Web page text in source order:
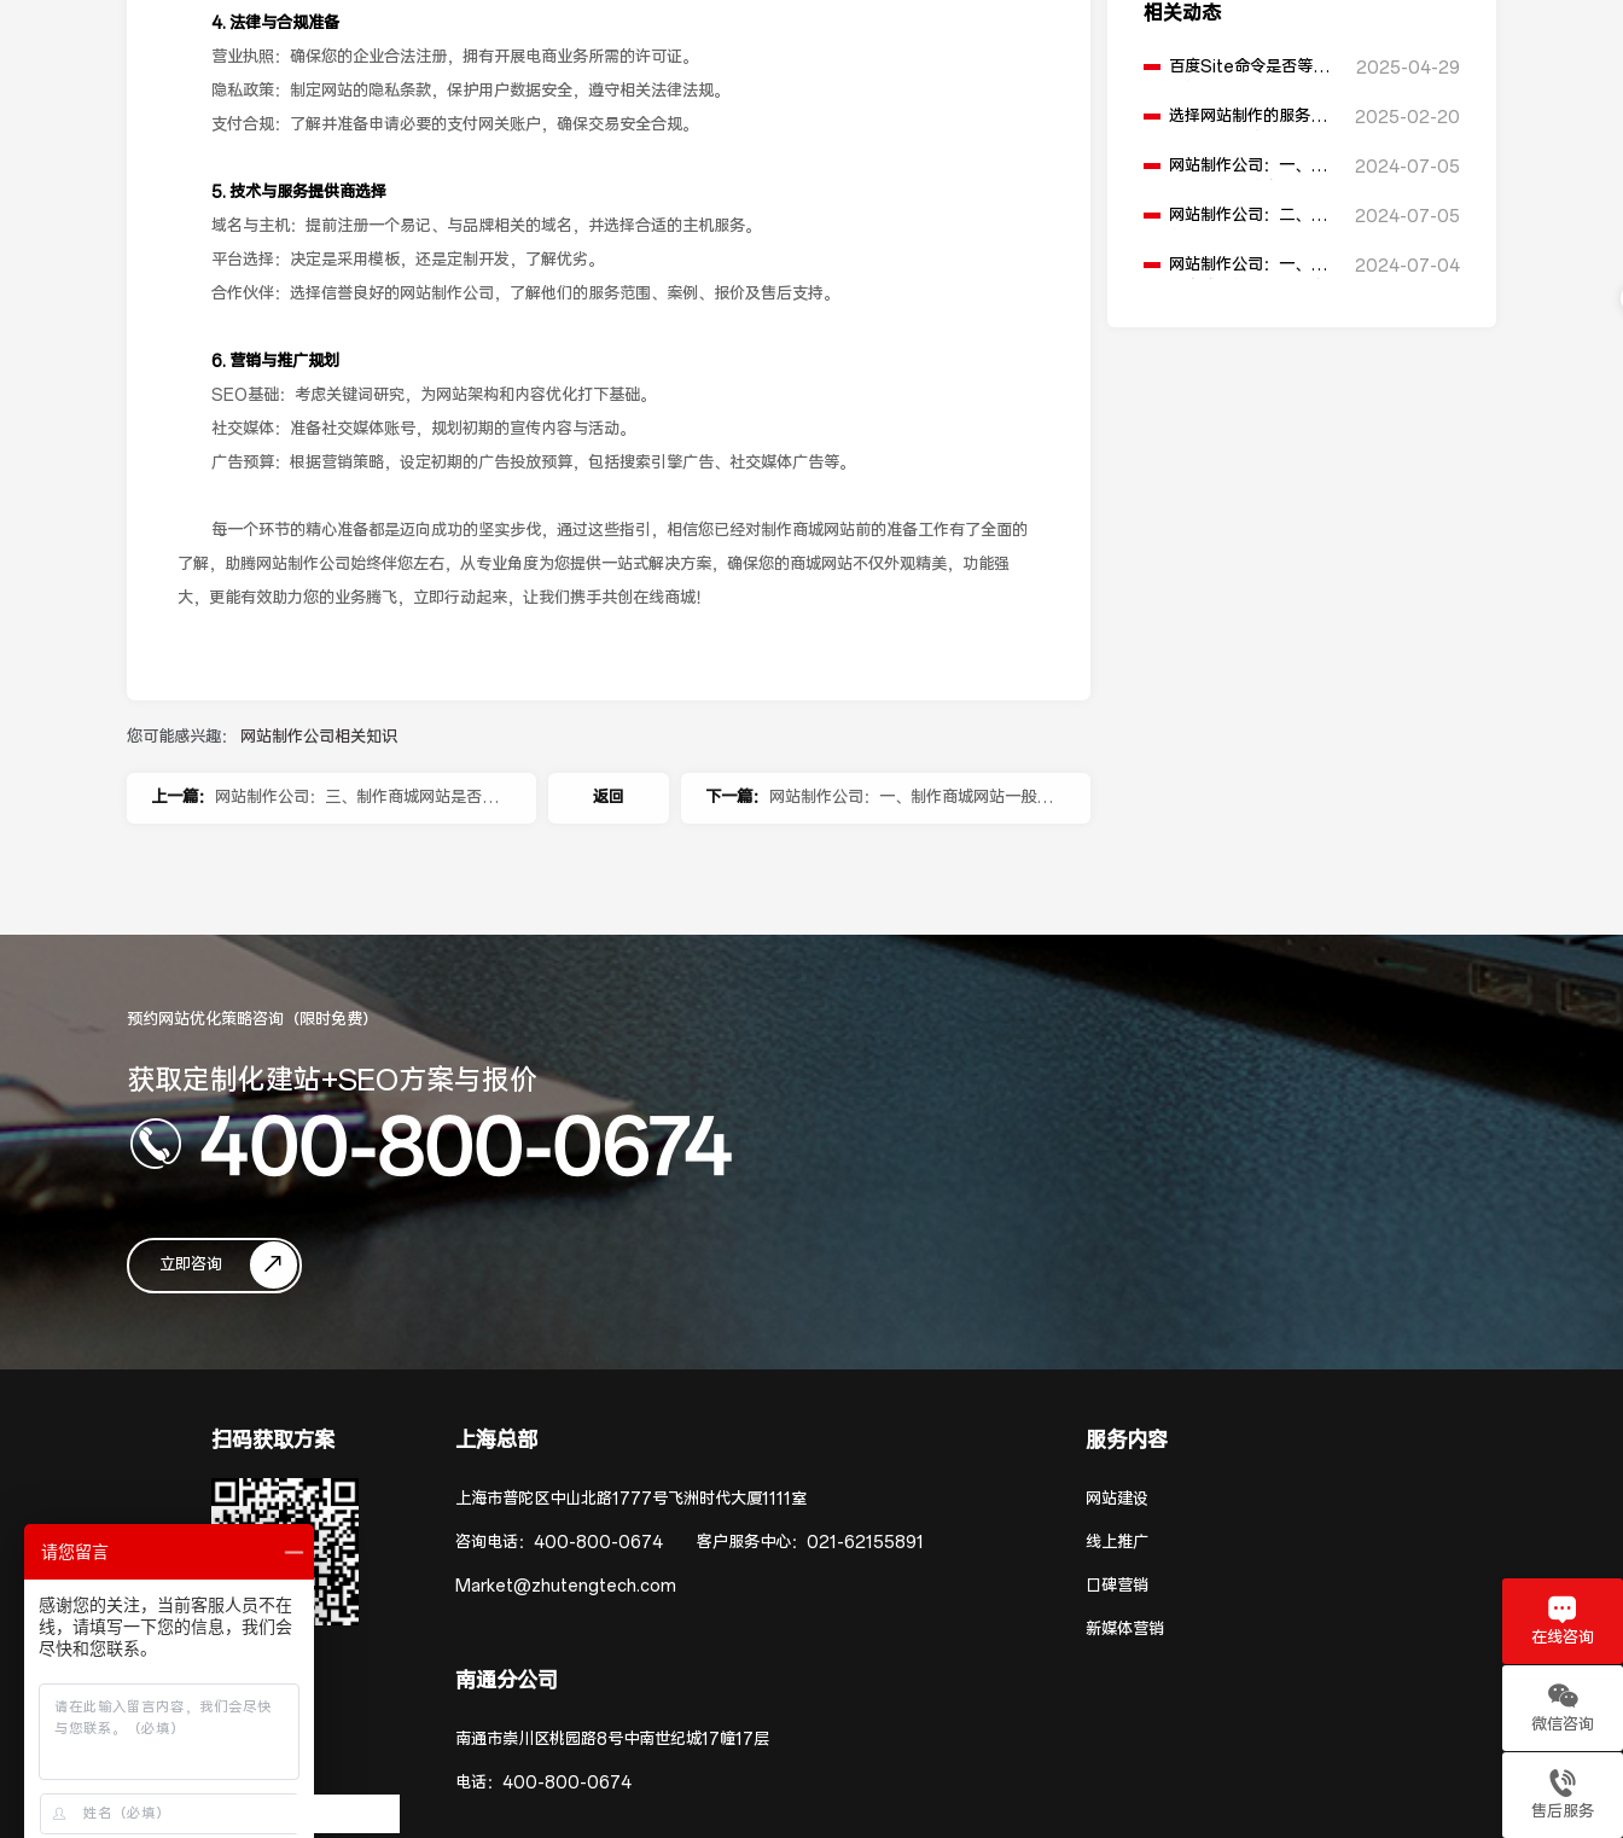
4. 法律与合规准备
营业执照：确保您的企业合法注册，拥有开展电商业务所需的许可证。
隐私政策：制定网站的隐私条款，保护用户数据安全，遵守相关法律法规。
支付合规：了解并准备申请必要的支付网关账户，确保交易安全合规。
5. 技术与服务提供商选择
域名与主机：提前注册一个易记、与品牌相关的域名，并选择合适的主机服务。
平台选择：决定是采用模板，还是定制开发，了解优劣。
合作伙伴：选择信誉良好的网站制作公司，了解他们的服务范围、案例、报价及售后支持。
6. 营销与推广规划
SEO基础：考虑关键词研究，为网站架构和内容优化打下基础。
社交媒体：准备社交媒体账号，规划初期的宣传内容与活动。
广告预算：根据营销策略，设定初期的广告投放预算，包括搜索引擎广告、社交媒体广告等。
每一个环节的精心准备都是迈向成功的坚实步伐，通过这些指引，相信您已经对制作商城网站前的准备工作有了全面的
了解，助腾网站制作公司始终伴您左右，从专业角度为您提供一站式解决方案，确保您的商城网站不仅外观精美，功能强
大，更能有效助力您的业务腾飞，立即行动起来，让我们携手共创在线商城！
您可能感兴趣： 网站制作公司相关知识
上一篇： 网站制作公司：三、制作商城网站是否可 下一篇： 网站制作公司：一、制作商城网站一般需
返回
相关动态
百度Site命令是否等于
2025-04-29
选择网站制作的服务器
2025-02-20
网站制作公司：一、什
统方式有哪些优劣
2024-07-05
网站制作公司：二、为
站、展示站，非功能、
非多端）不建议前后端
2024-07-05
网站制作公司：一、制
2024-07-04
预约网站优化策略咨询（限时免费）
获取定制化建站+SEO方案与报价
400-800-0674
立即咨询
扫码获取方案 上海总部
上海市普陀区中山北路1777号飞洲时代大厦1111室
咨询电话：400-800-0674 客户服务中心：021-62155891
Market@zhutengtech.com
南通分公司
南通市崇川区桃园路8号中南世纪城17幢17层
电话：400-800-0674
服务内容
网站建设
线上推广
口碑营销
新媒体营销 在线咨询
微信咨询
售后服务
请您留言
感谢您的关注，当前客服人员不在
线，请填写一下您的信息，我们会
尽快和您联系。